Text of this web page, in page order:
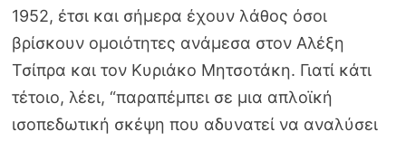
1952, έτσι και σήμερα έχουν λάθος όσοι
βρίσκουν ομοιότητες ανάμεσα στον Αλέξη
Τσίπρα και τον Κυριάκο Μητσοτάκη. Γιατί κάτι
τέτοιο, λέει, “παραπέμπει σε μια απλοϊκή
ισοπεδωτική σκέψη που αδυνατεί να αναλύσει